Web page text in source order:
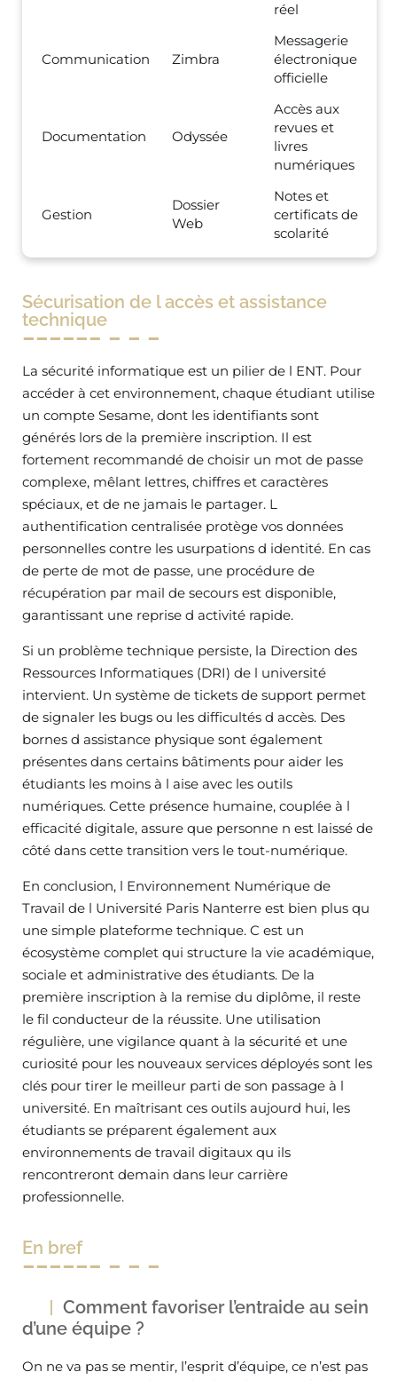
réel
Communication Zimbra
Messagerie
électronique
officielle
Documentation Odyssée
Accès aux
revues et
livres
numériques
Gestion
Dossier
Web
Notes et
certificats de
scolarité
Sécurisation de l accès et assistance
technique
La sécurité informatique est un pilier de l ENT. Pour
accéder à cet environnement, chaque étudiant utilise
un compte Sesame, dont les identifiants sont
générés lors de la première inscription. Il est
fortement recommandé de choisir un mot de passe
complexe, mêlant lettres, chiffres et caractères
spéciaux, et de ne jamais le partager. L
authentification centralisée protège vos données
personnelles contre les usurpations d identité. En cas
de perte de mot de passe, une procédure de
récupération par mail de secours est disponible,
garantissant une reprise d activité rapide.
Si un problème technique persiste, la Direction des
Ressources Informatiques (DRI) de l université
intervient. Un système de tickets de support permet
de signaler les bugs ou les difficultés d accès. Des
bornes d assistance physique sont également
présentes dans certains bâtiments pour aider les
étudiants les moins à l aise avec les outils
numériques. Cette présence humaine, couplée à l
efficacité digitale, assure que personne n est laissé de
côté dans cette transition vers le tout-numérique.
En conclusion, l Environnement Numérique de
Travail de l Université Paris Nanterre est bien plus qu
une simple plateforme technique. C est un
écosystème complet qui structure la vie académique,
sociale et administrative des étudiants. De la
première inscription à la remise du diplôme, il reste
le fil conducteur de la réussite. Une utilisation
régulière, une vigilance quant à la sécurité et une
curiosité pour les nouveaux services déployés sont les
clés pour tirer le meilleur parti de son passage à l
université. En maîtrisant ces outils aujourd hui, les
étudiants se préparent également aux
environnements de travail digitaux qu ils
rencontreront demain dans leur carrière
professionnelle.
En bref
Comment favoriser l’entraide au sein
d’une équipe ?
On ne va pas se mentir, l’esprit d’équipe, ce n’est pas